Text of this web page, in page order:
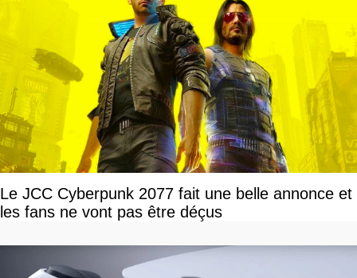
Le JCC Cyberpunk 2077 fait une belle annonce et
les fans ne vont pas être déçus